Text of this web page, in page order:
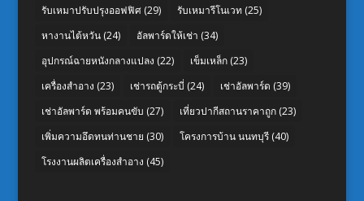
รับเหมาปรับปรุงออฟฟิศ(29) รับเหมารีโนเวท (25)
หางานไต้หวัน(24) อัลพาร์ดให้เช่า (34)
อุปกรณ์ฉายหนังกลางแปลง (22) เข็มเหล็ก(23)
เครื่องสำอาง (23) เช่ารถตู้กระบี่ (24) เช่าอัลพาร์ด (39)
เช่าอัลพาร์ด พร้อมคนขับ (27) เที่ยวปากีสถานราคาถูก(23)
เพิ่มความอึดทนท่านชาย (30) โครงการบ้าน นนทบุรี(40)
โรงงานผลิตเครื่องสำอาง (45)